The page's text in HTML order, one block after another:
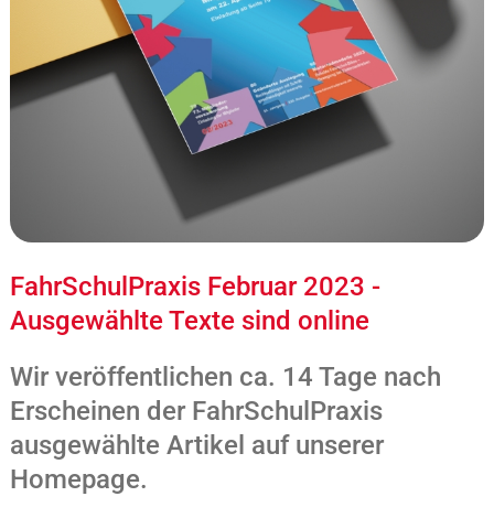
FahrSchulPraxis Februar 2023 -
Ausgewählte Texte sind online
Wir veröffentlichen ca. 14 Tage nach
Erscheinen der FahrSchulPraxis
ausgewählte Artikel auf unserer
Homepage.